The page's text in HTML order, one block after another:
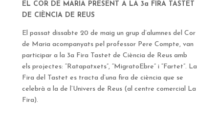
EL COR DE MARIA PRESENT A LA 3a FIRA TASTET
DE CIÈNCIA DE REUS
El passat dissabte 20 de maig un grup d’alumnes del Cor
de Maria acompanyats pel professor Pere Compte, van
participar a la 3a Fira Tastet de Ciència de Reus amb
els projectes: “Ratapatxets”, “MigratoEbre” i “Fartet”. La
Fira del Tastet es tracta d’una fira de ciència que se
celebrà a la de l’Univers de Reus (al centre comercial La
Fira).